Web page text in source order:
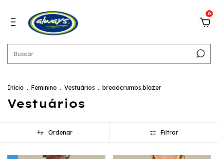
0
Início . Feminino . Vestuários . breadcrumbs.blazer
Vestuários
Ordenar Filtrar